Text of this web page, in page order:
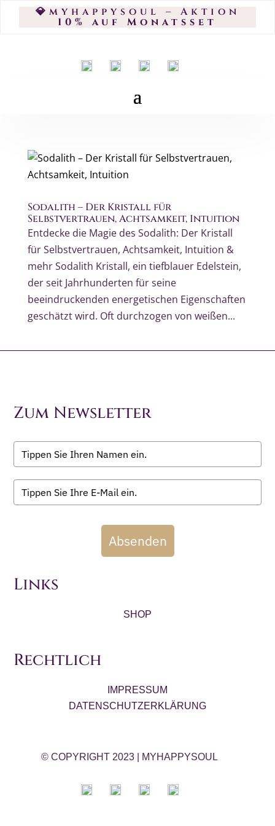
💎myhappysoul – Aktion
10% auf Monatsset
Sodalith – Der Kristall für
Selbstvertrauen, Achtsamkeit, Intuition
Entdecke die Magie des Sodalith: Der Kristall
für Selbstvertrauen, Achtsamkeit, Intuition &
mehr Sodalith Kristall, ein tiefblauer Edelstein,
der seit Jahrhunderten für seine
beeindruckenden energetischen Eigenschaften
geschätzt wird. Oft durchzogen von weißen...
Zum Newsletter
Absenden
Links
SHOP
Rechtlich
IMPRESSUM
DATENSCHUTZERKLÄRUNG
© COPYRIGHT 2023 MYHAPPYSOUL